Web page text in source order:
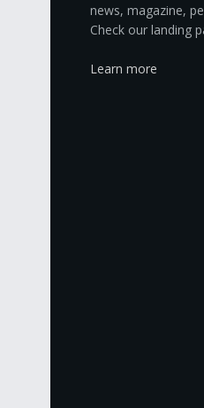
news, magazine,
Check our landing
Learn more